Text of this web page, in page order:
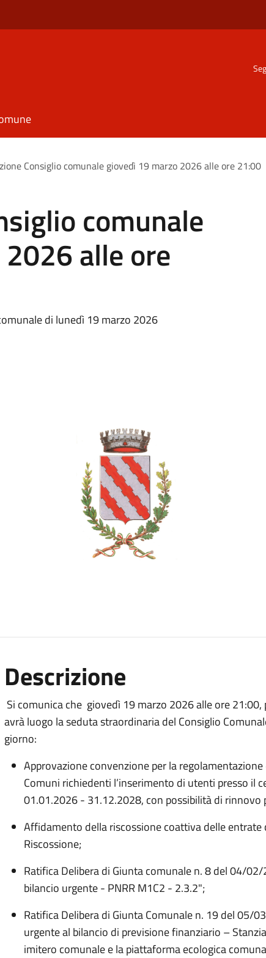
Consiglio comunale giovedì 19 marzo 2026 alle ore 21:00
comunale
alle ore
di lunedì 19 marzo 2026
Descrizione
Si comunica che giovedì 19 marzo 2026 alle ore 21:00,
avrà luogo la seduta straordinaria del Consiglio
giorno:
Approvazione convenzione per la
Comuni richiedenti l’inserimento di utenti presso il
01.01.2026 - 31.12.2028, con possibilità di rinnovo
Affidamento della riscossione coattiva delle
Riscossione;
Ratifica Delibera di Giunta comunale n. 8 del 04/
bilancio urgente - PNRR M1C2 - 2.3.2";
Ratifica Delibera di Giunta Comunale n. 19 del 05/
urgente al bilancio di previsione finanziario –
imitero comunale e la piattaforma ecologica